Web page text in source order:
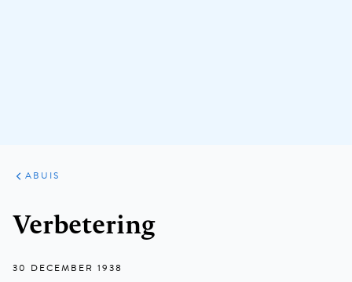
ARTIKELEN
VARIA
ABUIS
Verbetering
30 DECEMBER 1938